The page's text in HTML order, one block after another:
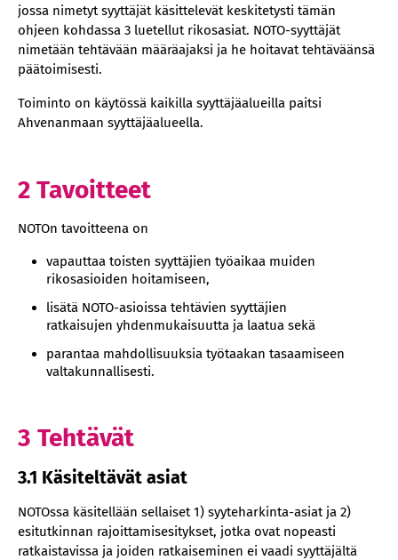
8 Syyttäjäalueiden välinen yhteistyö
9 Tilastointi
10 Ohjeen seuranta
jossa nimetyt syyttäjät käsittelevät keskitetysti tämän
ohjeen kohdassa 3 luetellut rikosasiat. NOTO-syyttäjät
nimetään tehtävään määräajaksi ja he hoitavat tehtäväänsä
päätoimisesti.
Toiminto on käytössä kaikilla syyttäjäalueilla paitsi
Ahvenanmaan syyttäjäalueella.
2 Tavoitteet
NOTOn tavoitteena on
vapauttaa toisten syyttäjien työaikaa muiden
rikosasioiden hoitamiseen,
lisätä NOTO-asioissa tehtävien syyttäjien
ratkaisujen yhdenmukaisuutta ja laatua sekä
parantaa mahdollisuuksia työtaakan tasaamiseen
valtakunnallisesti.
3 Tehtävät
3.1 Käsiteltävät asiat
NOTOssa käsitellään sellaiset 1) syyteharkinta-asiat ja 2)
esitutkinnan rajoittamisesitykset, jotka ovat nopeasti
ratkaistavissa ja joiden ratkaiseminen ei vaadi syyttäjältä